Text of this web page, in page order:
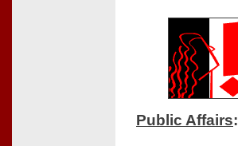
Public Affairs: